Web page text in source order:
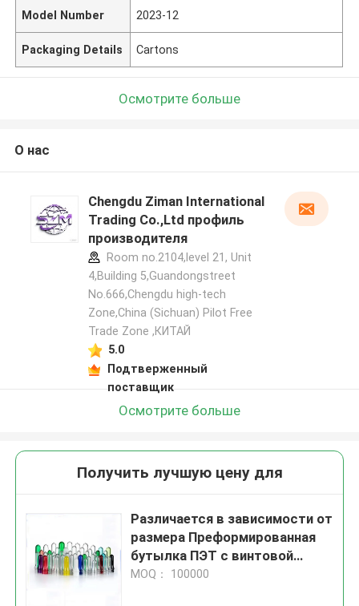
Model Number 2023-12
Packaging Details Cartons
Осмотрите больше
О нас
Chengdu Ziman International
Trading Co.,Ltd профиль
производителя
Room no.2104,level 21, Unit
4,Building 5,Guandongstreet
No.666,Chengdu high-tech
Zone,China (Sichuan) Pilot Free
Trade Zone ,КИТАЙ
5.0
Подтверженный
поставщик
Осмотрите больше
Получить лучшую цену для
Различается в зависимости от
размера Преформированная
бутылка ПЭТ с винтовой
пластиковой крышкой
MOQ： 100000